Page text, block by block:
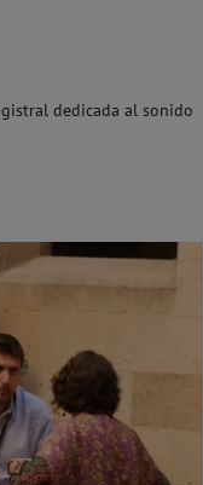
dedicada al sonido